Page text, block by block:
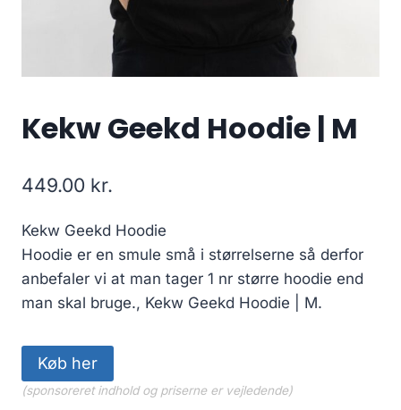
Kekw Geekd Hoodie | M
449.00 kr.
Kekw Geekd Hoodie
Hoodie er en smule små i størrelserne så derfor
anbefaler vi at man tager 1 nr større hoodie end
man skal bruge., Kekw Geekd Hoodie | M.
Køb her
(sponsoreret indhold og priserne er vejledende)